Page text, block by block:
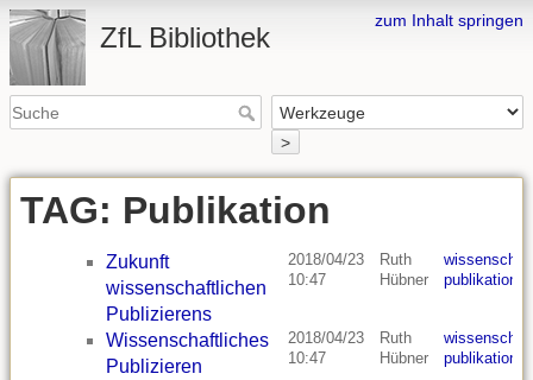
zum Inhalt springen
ZfL Bibliothek
>
TAG: Publikation
Zukunft
wissenschaftlichen
Publizierens
2018/04/23
10:47
Ruth
Hübner
wissenschaft
publikation
Wissenschaftliches
Publizieren
2018/04/23
10:47
Ruth
Hübner
wissenschaft
publikation